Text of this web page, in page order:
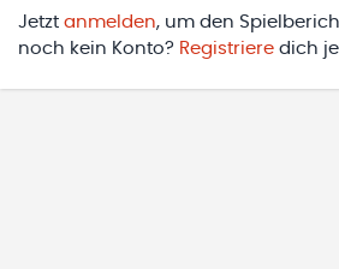
Jetzt anmelden, um den
noch kein Konto? Registriere dich